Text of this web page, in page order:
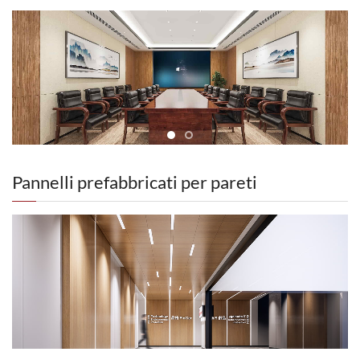
pannello in vinile per rivestimento murale
dimensioni. 4. Adesivo a pennello. 5. Attendere 20-30
minuti (a seconda della temperatura effettiva). 6. Fissare i
pannelli Pinger alla parete. 7.Rullatura con rullo per far
fuoriuscire il gas tra la parete e i pannelli. Installazione del
pannello a parete Pinger ●Accessori per pannelli da parete
Pinger 1. Finiture in alluminio 2. Pezzi di rifinitura in tinta
unita 3. Riempimento del sigillante Applicazioni: ● Aree ad
Aule. Camere pazienti/residenti. Sale conferenze.
Retrobottega. Colonne. Vantaggi. Infinite opzioni di design
consentono il coordinamento con qualsiasi schema di
interior design. Durevole. ●Pinger mantiene gli interni
protetti e dall'aspetto gradevole ●Il colore Pinger è
presente in tutta la superficie, contribuendo a ridurre lo
scolorimento causato dai graffi. Settori edilizi: Aviazione e
trasporti. Istruzione. Sanità. Ospitalità. Uffici e uso misto.
Vendita al dettaglio. Residenze per anziani. Sport e
critici.
tutto il ciclo di vita del materiale. Progettato come un foglio di
vinile rigido per pareti, offre una robusta protezione delle
pareti e impatto superiore - prestazioni di mitigazione ,
rendendolo adatto ad applicazioni quali pannelli murali per
interni di hotel, pannelli murali in pelle 3D, pannelli murali in
carbonio dorato e rivestimenti murali dal design moderno.
Inoltre, le sue proprietà impermeabili, ignifughe, insonorizzate
configurazioni di difesa a muro integrate , lo rendono ideale
per ambienti esigenti come gli ospedali, dove rivestimenti
murali medicali igienici e durevoli sono critici. --------------占
位-----------
Pannelli prefabbricati per pareti